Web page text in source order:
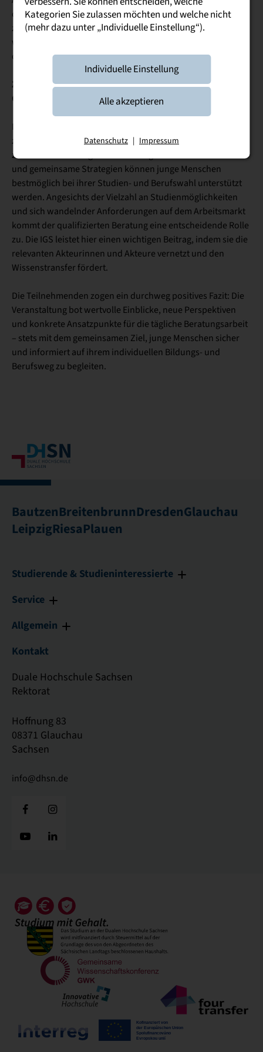
dem konkrete Maßnahmen und Kooperationsmöglichkeiten
zwischen Hochschulen und Arbeitsagenturen diskutiert
wurden. Den Abschluss bildete optional eine Führung durch
die Labore am Campus Glauchau.
Zusammenarbeit als Schlüssel für erfolgreiche
Orientierung
Die Frühjahrstagung machte deutlich: Der enge Austausch
zwischen Hochschulen und Arbeitsagenturen ist von
zentraler Bedeutung. Nur durch abgestimmte Informationen
und gemeinsame Strategien können junge Menschen
bestmöglich bei ihrer Studien- und Berufswahl unterstützt
werden. Angesichts der Vielzahl an Studienmöglichkeiten
und sich wandelnder Anforderungen auf dem Arbeitsmarkt
kommt der qualifizierten Beratung eine entscheidende Rolle
zu. Die IGS leistet hier einen wichtigen Beitrag, indem sie die
relevanten Akteurinnen und Akteure vernetzt und den
Wissenstransfer fördert.
Die Teilnehmenden zogen ein durchweg positives Fazit: Die
Veranstaltung bot wertvolle Einblicke, neue Perspektiven
und konkrete Ansatzpunkte für die tägliche Beratungsarbeit
– stets mit dem gemeinsamen Ziel, junge Menschen sicher
und informiert auf ihrem individuellen Bildungs- und
Berufsweg zu begleiten.
BautzenBreitenbrunnDresdenGlauchau
LeipzigRiesaPlauen
Studierende & Studieninteressierte
Service
Allgemein
Kontakt
Duale Hochschule Sachsen
Rektorat
Hoffnung 83
08371 Glauchau
Sachsen
info@dhsn.de
Kategorien Sie zulassen möchten und welche nicht
(mehr dazu unter „Individuelle Einstellung“).
Individuelle Einstellung
Alle akzeptieren
Datenschutz | Impressum